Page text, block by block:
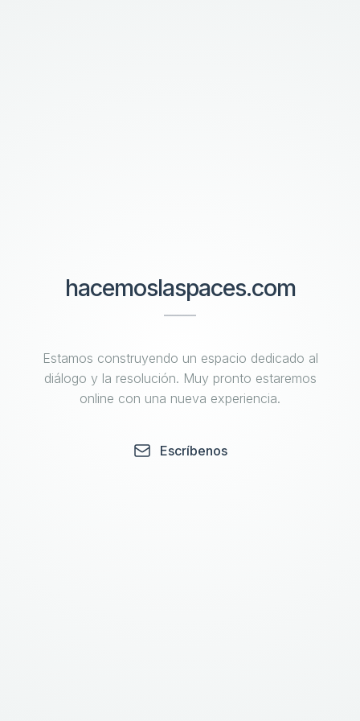
hacemoslaspaces.com
Estamos construyendo un espacio dedicado al
diálogo y la resolución. Muy pronto estaremos
online con una nueva experiencia.
Escríbenos